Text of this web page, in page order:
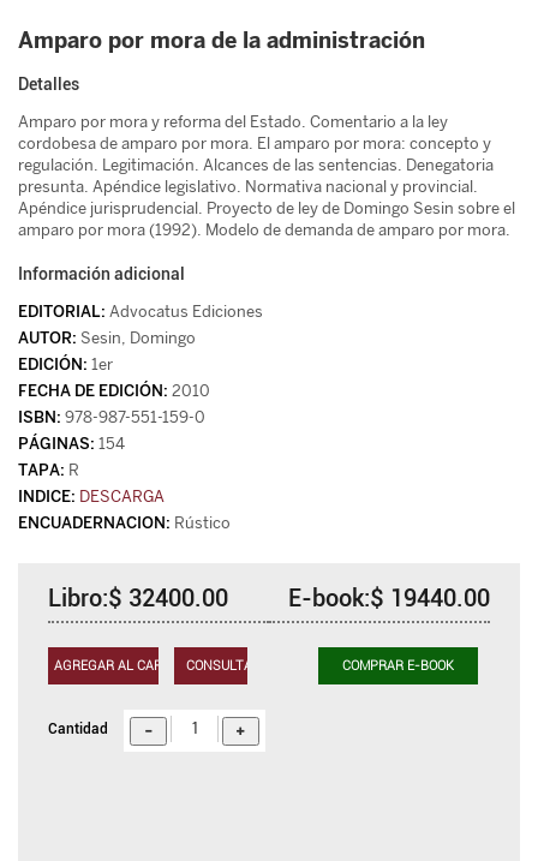
Amparo por mora de la administración
Detalles
Amparo por mora y reforma del Estado. Comentario a la ley
cordobesa de amparo por mora. El amparo por mora: concepto y
regulación. Legitimación. Alcances de las sentencias. Denegatoria
presunta. Apéndice legislativo. Normativa nacional y provincial.
Apéndice jurisprudencial. Proyecto de ley de Domingo Sesin sobre el
amparo por mora (1992). Modelo de demanda de amparo por mora.
Información adicional
Advocatus Ediciones
Sesin, Domingo
1er
2010
978-987-551-159-0
154
R
DESCARGA
Rústico
Libro:$ 32400.00 E-book:$ 19440.00
AGREGAR AL CARRITOCONSULTAR COMPRAR E-BOOK
Cantidad